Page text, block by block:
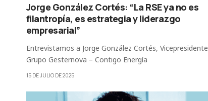
Jorge González Cortés: “La RSE ya no es
filantropía, es estrategia y liderazgo
empresarial”
Entrevistamos a Jorge González Cortés, Vicepresidente
Grupo Gesternova – Contigo Energía
15 DE JULIO DE 2025